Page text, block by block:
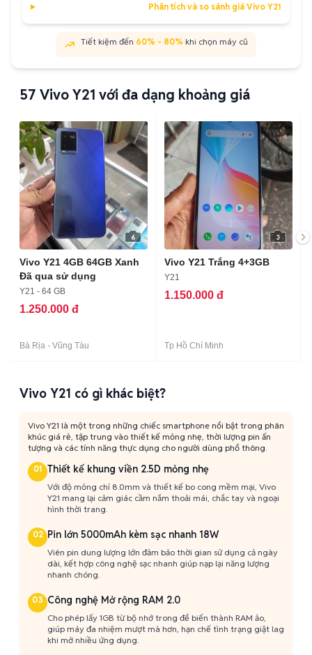
Phân tích và so sánh giá Vivo Y21
Tiết kiệm đến 60% - 80% khi chọn máy cũ
57 Vivo Y21 với đa dạng khoảng giá
6
Vivo Y21 4GB 64GB Xanh
Đã qua sử dụng
Y21 - 64 GB
1.250.000 đ
Bà Rịa - Vũng Tàu
3
Vivo Y21 Trắng 4+3GB
Y21
1.150.000 đ
Tp Hồ Chí Minh
Vivo Y21 có gì khác biệt?
Vivo Y21 là một trong những chiếc smartphone nổi bật trong phân
khúc giá rẻ, tập trung vào thiết kế mỏng nhẹ, thời lượng pin ấn
tượng và các tính năng thực dụng cho người dùng phổ thông.
01 Thiết kế khung viền 2.5D mỏng nhẹ
Với độ mỏng chỉ 8.0mm và thiết kế bo cong mềm mại, Vivo
Y21 mang lại cảm giác cầm nắm thoải mái, chắc tay và ngoại
hình thời trang.
02 Pin lớn 5000mAh kèm sạc nhanh 18W
Viên pin dung lượng lớn đảm bảo thời gian sử dụng cả ngày
dài, kết hợp công nghệ sạc nhanh giúp nạp lại năng lượng
nhanh chóng.
03 Công nghệ Mở rộng RAM 2.0
Cho phép lấy 1GB từ bộ nhớ trong để biến thành RAM ảo,
giúp máy đa nhiệm mượt mà hơn, hạn chế tình trạng giật lag
khi mở nhiều ứng dụng.